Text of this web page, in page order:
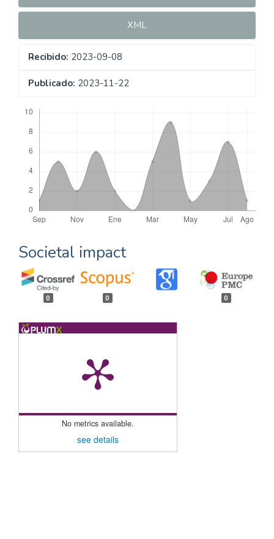
XML
Recibido: 2023-09-08
Publicado: 2023-11-22
Societal impact
0 0 0
No metrics available.
see details